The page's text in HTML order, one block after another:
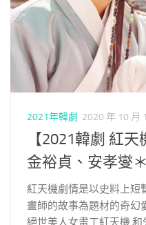
2021年韓劇 2020 年 10 月
【2021韓劇 紅
金裕貞、安孝燮
紅天機劇情是以史料上短
畫師的故事為題材的奇幻
絕世美人女畫工紅天機,